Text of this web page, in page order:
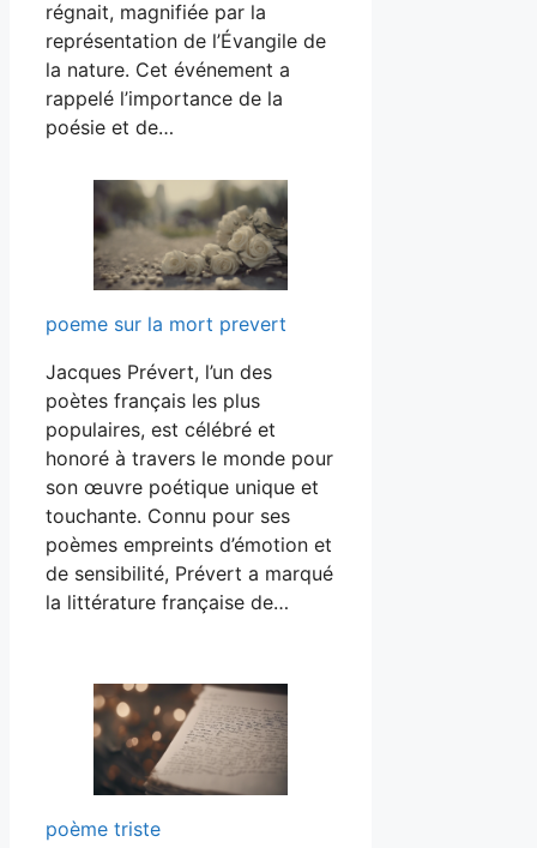
régnait, magnifiée par la
représentation de l’Évangile de
la nature. Cet événement a
rappelé l’importance de la
poésie et de…
poeme sur la mort prevert
Jacques Prévert, l’un des
poètes français les plus
populaires, est célébré et
honoré à travers le monde pour
son œuvre poétique unique et
touchante. Connu pour ses
poèmes empreints d’émotion et
de sensibilité, Prévert a marqué
la littérature française de…
poème triste